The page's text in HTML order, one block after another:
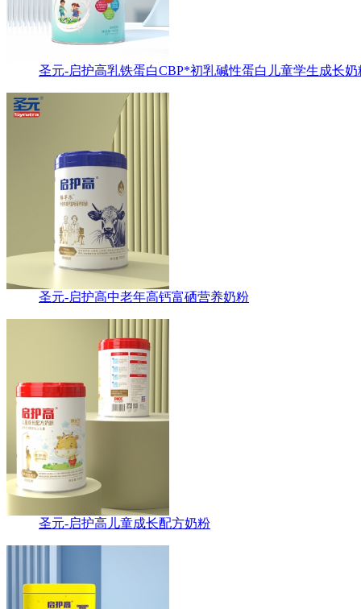
圣元-启护高乳铁蛋白CBP*初乳碱性蛋白儿童学生成长奶
圣元-启护高中老年高钙富硒营养奶粉
圣元-启护高儿童成长配方奶粉